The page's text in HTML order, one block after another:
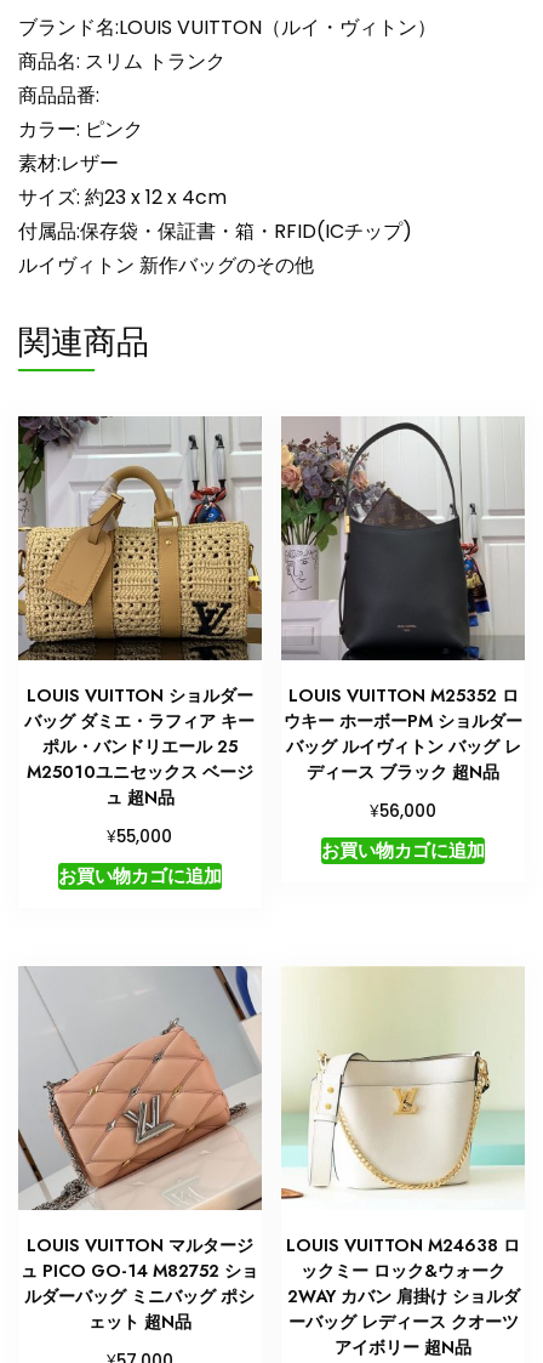
ト
ン
バ
ッ
グ
レ
デ
ィ
ー
ブランド名:LOUIS VUITTON（ルイ・ヴィトン）
商品名: スリム トランク
商品品番:
カラー: ピンク
素材:レザー
サイズ: 約23 x 12 x 4cm
付属品:保存袋・保証書・箱・RFID(ICチップ)
ルイヴィトン 新作バッグのその他
関連商品
LOUIS VUITTON ショルダー
バッグ ダミエ・ラフィア キー
ポル・バンドリエール 25
M25010ユニセックス ベージ
ュ 超N品
¥55,000
お買い物カゴに追加
LOUIS VUITTON M25352 ロ
ウキー ホーボーPM ショルダー
バッグ ルイヴィトン バッグ レ
ディース ブラック 超N品
¥56,000
お買い物カゴに追加
LOUIS VUITTON マルタージ
ュ PICO GO-14 M82752 ショ
ルダーバッグ ミニバッグ ポシ
ェット 超N品
LOUIS VUITTON M24638 ロ
ックミー ロック&ウォーク
2WAY カバン 肩掛け ショルダ
ーバッグ レディース クオーツ
アイボリー 超N品